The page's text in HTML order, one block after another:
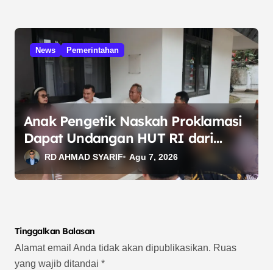
News Pemerintahan
Anak Pengetik Naskah Proklamasi
Dapat Undangan HUT RI dari
Presiden Prabowo
RD AHMAD SYARIF Agu 7, 2026
Tinggalkan Balasan
Alamat email Anda tidak akan dipublikasikan. Ruas
yang wajib ditandai *